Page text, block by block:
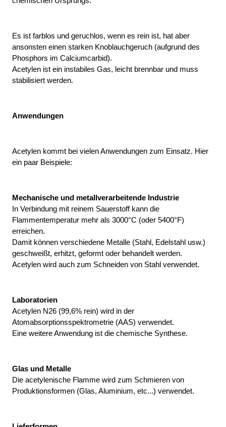
Es ist farblos und geruchlos, wenn es rein ist, hat aber
ansonsten einen starken Knoblauchgeruch (aufgrund des
Phosphors im Calciumcarbid).
Acetylen ist ein instabiles Gas, leicht brennbar und muss
stabilisiert werden.
Anwendungen
Acetylen kommt bei vielen Anwendungen zum Einsatz. Hier
ein paar Beispiele:
Mechanische und metallverarbeitende Industrie
In Verbindung mit reinem Sauerstoff kann die
Flammentemperatur mehr als 3000°C (oder 5400°F)
erreichen.
Damit können verschiedene Metalle (Stahl, Edelstahl usw.)
geschweißt, erhitzt, geformt oder behandelt werden.
Acetylen wird auch zum Schneiden von Stahl verwendet.
Laboratorien
Acetylen N26 (99,6% rein) wird in der
Atomabsorptionsspektrometrie (AAS) verwendet.
Eine weitere Anwendung ist die chemische Synthese.
Glas und Metalle
Die acetylenische Flamme wird zum Schmieren von
Produktionsformen (Glas, Aluminium, etc...) verwendet.